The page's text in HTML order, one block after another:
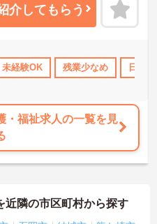
取得サポート 研修制度あり
リハリをつけて働きたい方にぴ
らスキルアップを目指せます。
多彩なキャリアパスがあり、管
介してもらう
未経験OK 残業少なめ 日勤
・福祉求人の一覧を見
近隣の市区町村から探す